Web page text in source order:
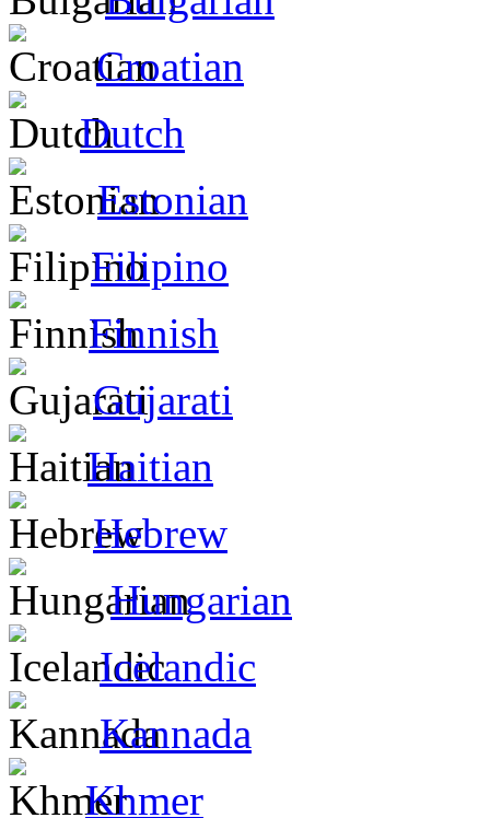
Croatian
Dutch
Estonian
Filipino
Finnish
Gujarati
Haitian
Hebrew
Hungarian
Icelandic
Kannada
Khmer